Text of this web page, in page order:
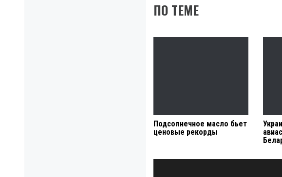
ПО ТЕМЕ
Подсолнечное масло бьет
ценовые рекорды
Навигация